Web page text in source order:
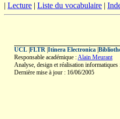
| Lecture | Liste du vocabulaire |
UCL FLTR Itinera Electronica
Responsable académique :Alain Meurant
Analyse, design et réalisation informatiques
Dernière mise à jour : 16/06/2005